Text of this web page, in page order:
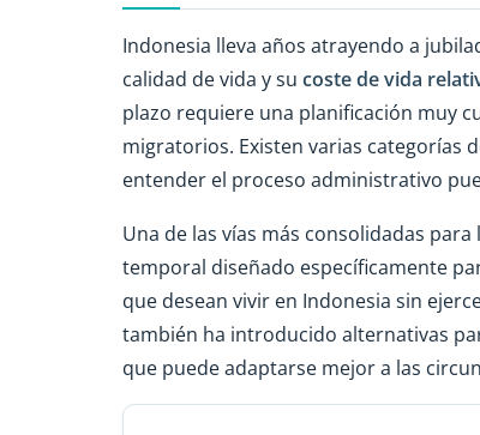
Indonesia lleva años atrayendo a
calidad de vida y su coste de vida
plazo requiere una planificación muy
migratorios. Existen varias categorías
entender el proceso administrativo
Una de las vías más consolidadas para
temporal diseñado específicamente
que desean vivir en Indonesia sin
también ha introducido alternativas
que puede adaptarse mejor a las